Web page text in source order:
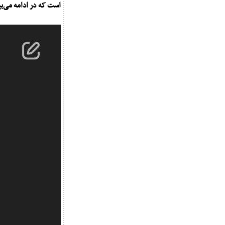
است که در ادامه